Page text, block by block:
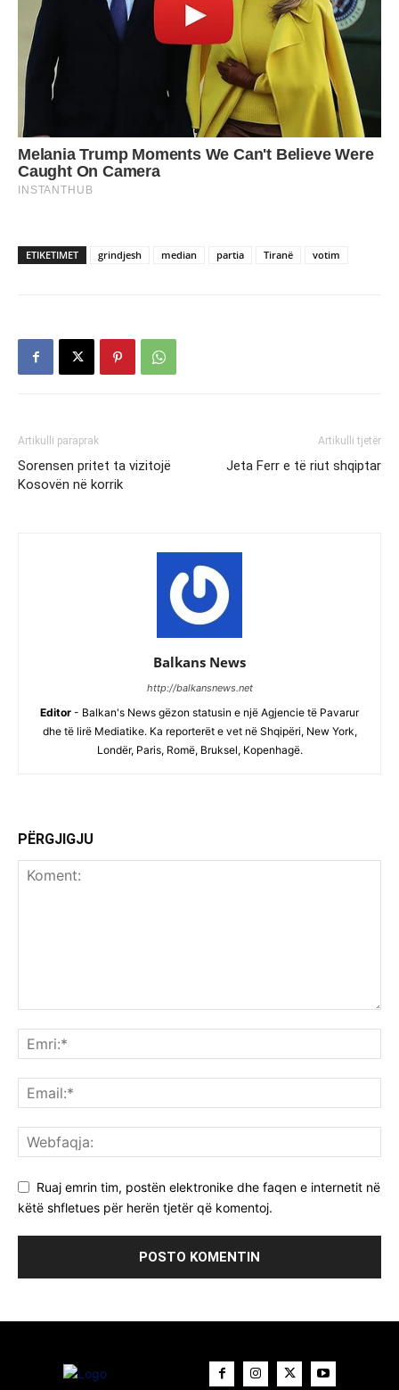
ETIKETIMET grindjesh median partia Tiranë votim
Artikulli paraprak
Sorensen pritet ta vizitojë
Kosovën në korrik
Artikulli tjetër
Jeta Ferr e të riut shqiptar
Balkans News
http://balkansnews.net
Editor - Balkan's News gëzon statusin e një Agjencie të Pavarur
dhe të lirë Mediatike. Ka reporterët e vet në Shqipëri, New York,
Londër, Paris, Romë, Bruksel, Kopenhagë.
PËRGJIGJU
Ruaj emrin tim, postën elektronike dhe faqen e internetit në
këtë shfletues për herën tjetër që komentoj.